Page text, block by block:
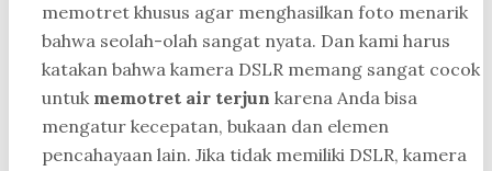
memotret khusus agar menghasilkan foto menarik
bahwa seolah-olah sangat nyata. Dan kami harus
katakan bahwa kamera DSLR memang sangat cocok
untuk memotret air terjun karena Anda bisa
mengatur kecepatan, bukaan dan elemen
pencahayaan lain. Jika tidak memiliki DSLR, kamera